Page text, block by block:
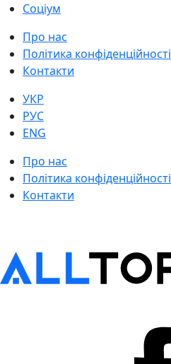
Соціум
Про нас
Політика конфіденційності
Контакти
УКР
РУС
ENG
Про нас
Політика конфіденційності
Контакти